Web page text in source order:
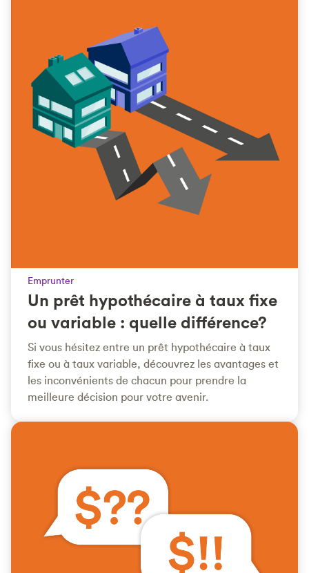
Emprunter
Un prêt hypothécaire à taux fixe
ou variable : quelle différence?
Si vous hésitez entre un prêt hypothécaire à taux
fixe ou à taux variable, découvrez les avantages et
les inconvénients de chacun pour prendre la
meilleure décision pour votre avenir.